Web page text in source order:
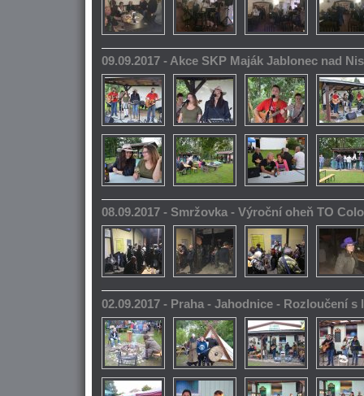
09.09.2017 - Akce SKP Maják Jablonec nad
08.09.2017 - Smržovka - Výroční oheň TO
02.09.2017 - Praha - Jahodnice - Rozloučení s